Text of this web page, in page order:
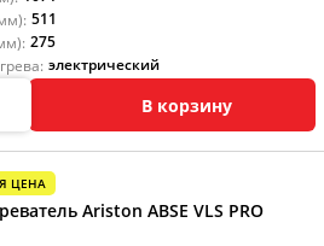
511
275
электрический
В корзину
ЦЕНА
Ariston ABSE VLS PRO